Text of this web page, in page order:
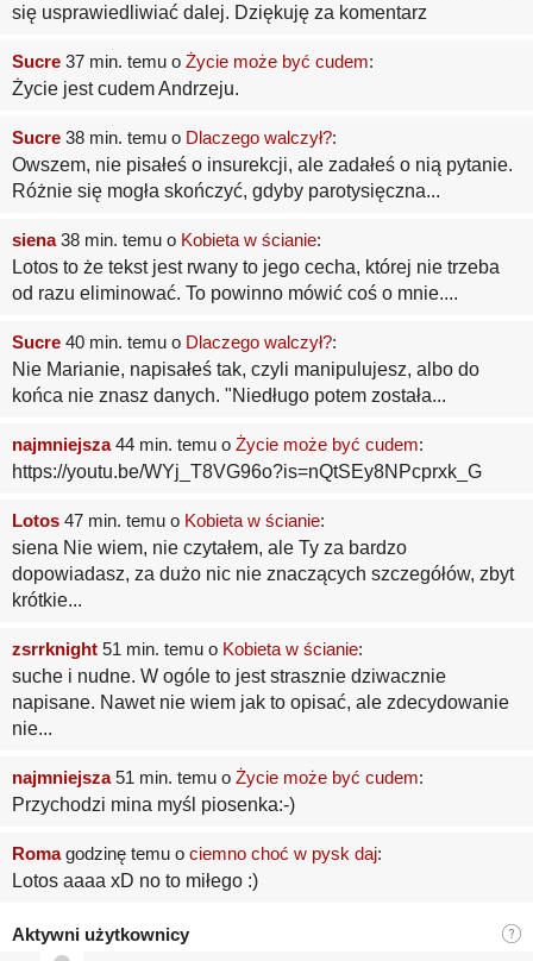
się usprawiedliwiać dalej. Dziękuję za komentarz
Sucre 37 min. temu o Życie może być cudem:
Życie jest cudem Andrzeju.
Sucre 38 min. temu o Dlaczego walczył?:
Owszem, nie pisałeś o insurekcji, ale zadałeś o nią pytanie.
Różnie się mogła skończyć, gdyby parotysięczna...
siena38 min. temu o Kobieta w ścianie:
Lotos to że tekst jest rwany to jego cecha, której nie trzeba
od razu eliminować. To powinno mówić coś o mnie....
Sucre 40 min. temu o Dlaczego walczył?:
Nie Marianie, napisałeś tak, czyli manipulujesz, albo do
końca nie znasz danych. "Niedługo potem została...
najmniejsza44 min. temu o Życie może być cudem:
https://youtu.be/WYj_T8VG96o?is=nQtSEy8NPcprxk_G
Lotos 47 min. temu o Kobieta w ścianie:
siena Nie wiem, nie czytałem, ale Ty za bardzo
dopowiadasz, za dużo nic nie znaczących szczegółów, zbyt
krótkie...
zsrrknight 51 min. temu o Kobieta w ścianie:
suche i nudne. W ogóle to jest strasznie dziwacznie
napisane. Nawet nie wiem jak to opisać, ale zdecydowanie
nie...
najmniejsza51 min. temu o Życie może być cudem:
Przychodzi mina myśl piosenka:-)
Romagodzinę temu o ciemno choć w pysk daj:
Lotos aaaa xD no to miłego :)
Aktywni użytkownicy